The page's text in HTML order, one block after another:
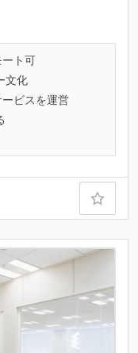
ト可
文化
ビスを運営